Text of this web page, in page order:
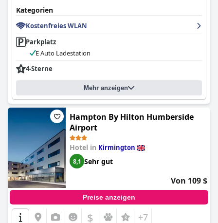
Kategorien
Kostenfreies WLAN
Parkplatz
E Auto Ladestation
4-Sterne
Mehr anzeigen
Hampton By Hilton Humberside
Airport
Hotel in Kirmington
8,1 Sehr gut
Von 109 $
Preise anzeigen
$ +7